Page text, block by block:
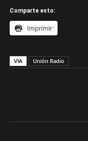
Comparte esto:
Imprimir
VIA Unión Radio